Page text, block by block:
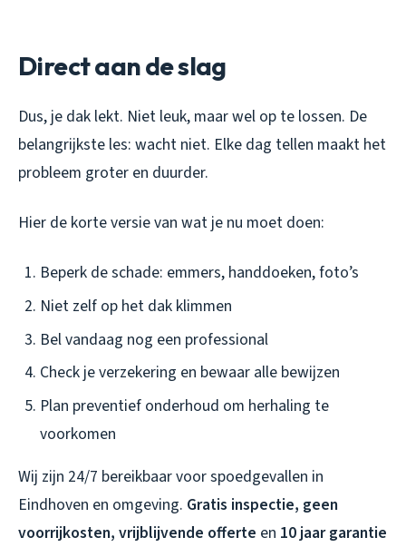
Direct aan de slag
Dus, je dak lekt. Niet leuk, maar wel op te lossen. De
belangrijkste les: wacht niet. Elke dag tellen maakt het
probleem groter en duurder.
Hier de korte versie van wat je nu moet doen:
Beperk de schade: emmers, handdoeken, foto’s
Niet zelf op het dak klimmen
Bel vandaag nog een professional
Check je verzekering en bewaar alle bewijzen
Plan preventief onderhoud om herhaling te
voorkomen
Wij zijn 24/7 bereikbaar voor spoedgevallen in
Eindhoven en omgeving. Gratis inspectie, geen
voorrijkosten, vrijblijvende offerte en 10 jaar garantie